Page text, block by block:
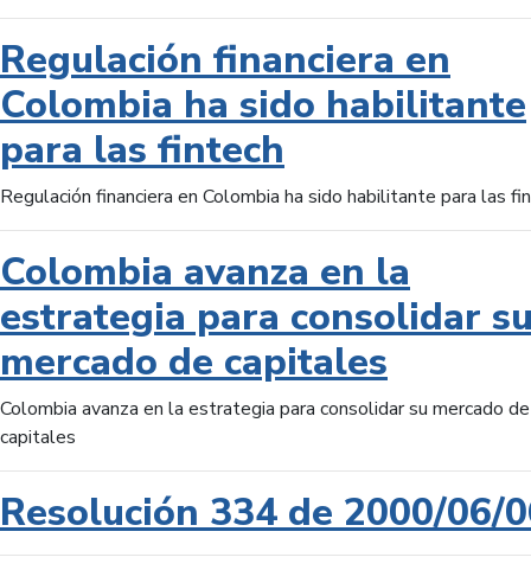
Regulación financiera en
Colombia ha sido habilitante
para las fintech
Regulación financiera en Colombia ha sido habilitante para las
Colombia avanza en la
estrategia para consolidar
mercado de capitales
Colombia avanza en la estrategia para consolidar su mercado de
capitales
Resolución 334 de 2000/06/